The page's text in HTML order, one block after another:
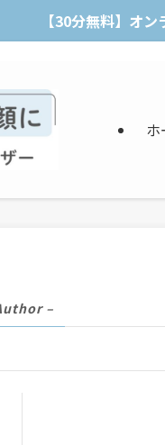
【30分無料】オ
ホ
–